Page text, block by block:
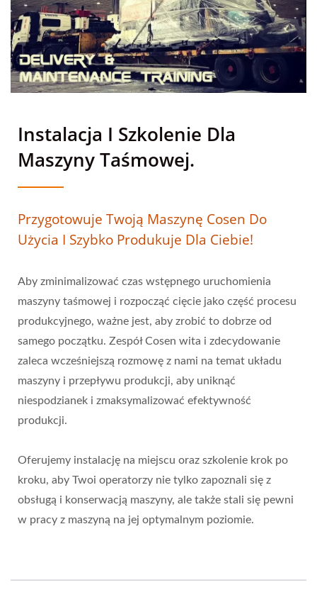
Instalacja I Szkolenie Dla
Maszyny Taśmowej.
Przygotowuje Twoją Maszynę Cosen Do
Użycia I Szybko Produkuje Dla Ciebie!
Aby zminimalizować czas wstępnego uruchomienia
maszyny taśmowej i rozpocząć cięcie jako część procesu
produkcyjnego, ważne jest, aby zrobić to dobrze od
samego początku. Zespół Cosen wita i zdecydowanie
zaleca wcześniejszą rozmowę z nami na temat układu
maszyny i przepływu produkcji, aby uniknąć
niespodzianek i zmaksymalizować efektywność
produkcji.
Oferujemy instalację na miejscu oraz szkolenie krok po
kroku, aby Twoi operatorzy nie tylko zapoznali się z
obsługą i konserwacją maszyny, ale także stali się pewni
w pracy z maszyną na jej optymalnym poziomie.